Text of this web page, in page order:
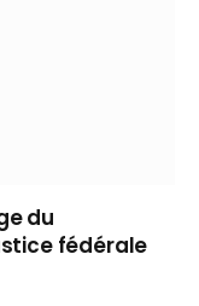
du
fédérale